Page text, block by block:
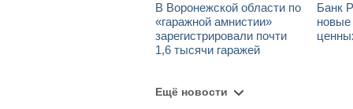
В Воронежской области по
«гаражной амнистии»
зарегистрировали почти
1,6 тысячи гаражей
Банк
новые
Ещё новости